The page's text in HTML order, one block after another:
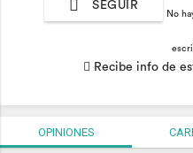
SEGUIR
No
Recibe info de
OPINIONES